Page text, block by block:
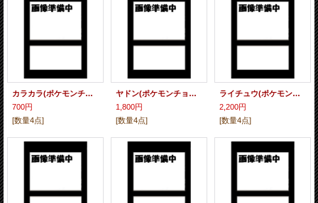
カラカラ(ポケモンチョコ200402) 明治製菓「ポケモンチョコスナック」おまけカード 未開封
700円
[数量4点]
ヤドン(ポケモンチョコ200402) 明治製菓「ポケモンチョコスナック」おまけカード 未開封
1,800円
[数量4点]
ライチュウ(ポケモンチョコ200402)] 明治製菓「ポケモンチョコスナック」おまけカード 未開封
2,200円
[数量4点]